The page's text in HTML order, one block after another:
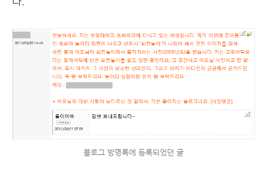
블로그 방명록에 등록되었던 글